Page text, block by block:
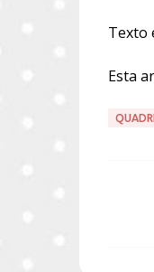
Texto
Esta